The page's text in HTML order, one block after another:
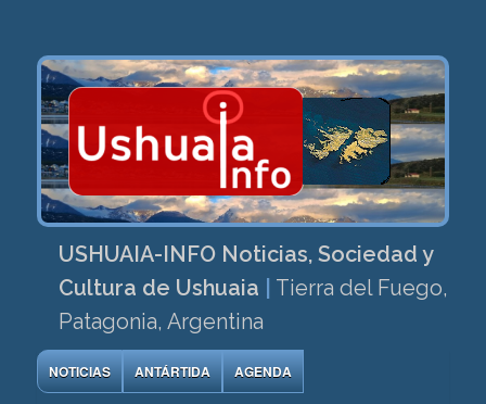
USHUAIA-INFO Noticias, Sociedad y
Cultura de Ushuaia
Tierra del Fuego,
Patagonia, Argentina
NOTICIAS ANTÁRTIDA AGENDA